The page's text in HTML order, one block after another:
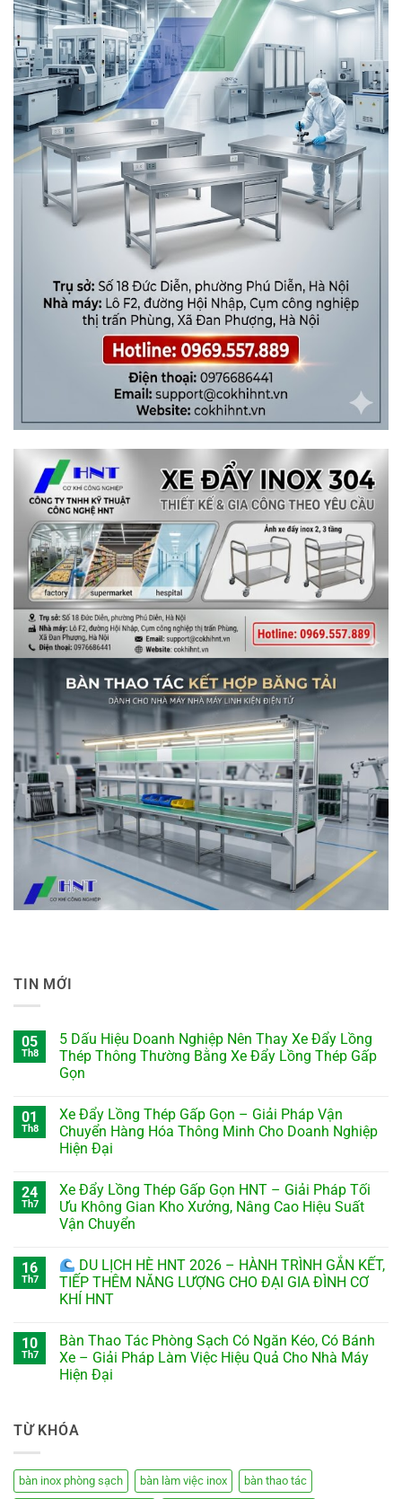
TIN MỚI
05
Th8
5 Dấu Hiệu Doanh Nghiệp Nên Thay Xe Đẩy Lồng
Thép Thông Thường Bằng Xe Đẩy Lồng Thép Gấp
Gọn
01
Th8
Xe Đẩy Lồng Thép Gấp Gọn – Giải Pháp Vận
Chuyển Hàng Hóa Thông Minh Cho Doanh Nghiệp
Hiện Đại
24
Th7
Xe Đẩy Lồng Thép Gấp Gọn HNT – Giải Pháp Tối
Ưu Không Gian Kho Xưởng, Nâng Cao Hiệu Suất
Vận Chuyển
16
Th7
DU LỊCH HÈ HNT 2026 – HÀNH TRÌNH GẮN KẾT,
TIẾP THÊM NĂNG LƯỢNG CHO ĐẠI GIA ĐÌNH CƠ
KHÍ HNT
10
Th7
Bàn Thao Tác Phòng Sạch Có Ngăn Kéo, Có Bánh
Xe – Giải Pháp Làm Việc Hiệu Quả Cho Nhà Máy
Hiện Đại
TỪ KHÓA
bàn inox phòng sạch bàn làm việc inox bàn thao tác